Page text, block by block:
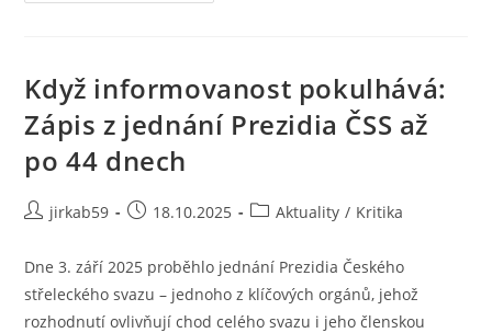
Když informovanost pokulhává:
Zápis z jednání Prezidia ČSS až
po 44 dnech
jirkab59 18.10.2025 Aktuality / Kritika
Dne 3. září 2025 proběhlo jednání Prezidia Českého
střeleckého svazu – jednoho z klíčových orgánů, jehož
rozhodnutí ovlivňují chod celého svazu i jeho členskou